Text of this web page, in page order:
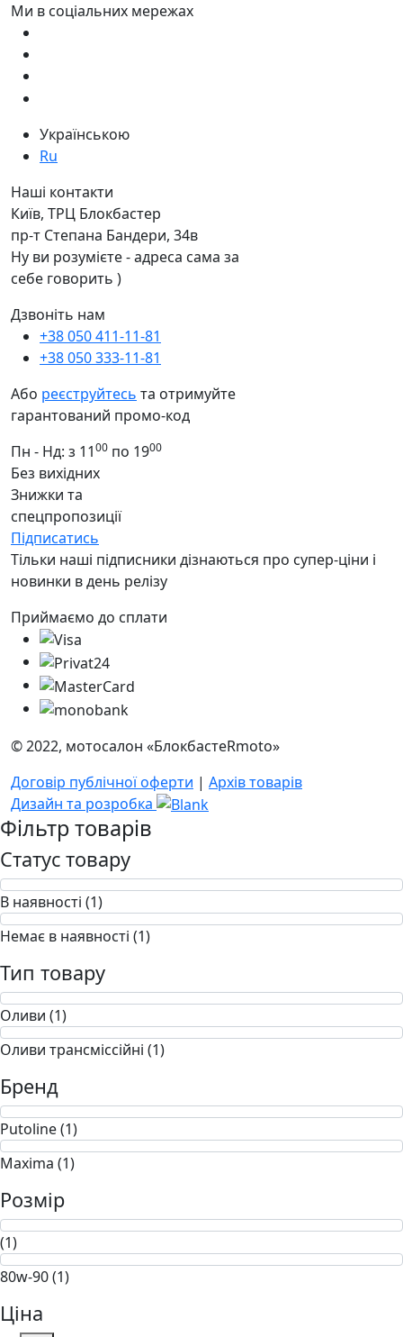
Ми в соціальних мережах
Українською
Ru
Наші контакти
Київ, ТРЦ Блокбастер
пр-т Степана Бандери, 34в
Ну ви розумієте - адреса сама за
себе говорить )
Дзвоніть нам
+38 050 411-11-81
+38 050 333-11-81
Або реєструйтесь та отримуйте
гарантований промо-код
Пн - Нд: з 1100 по 1900
Без вихідних
Знижки та
спецпропозиції
Підписатись
Тільки наші підписники дізнаються про супер-ціни і
новинки в день релізу
Приймаємо до сплати
© 2022, мотосалон «БлокбастеRmoto»
Договір публічної оферти | Архів товарів
Дизайн та розробка
Фільтр товарів
Статус товару
В наявності (1)
Немає в наявності (1)
Тип товару
Оливи (1)
Оливи трансміссійні (1)
Бренд
Putoline (1)
Maxima (1)
Розмір
(1)
80w-90 (1)
Ціна